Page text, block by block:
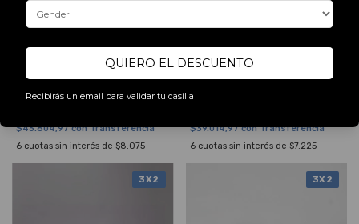
PACK PROLAYER X3
$43.604,97con Transferencia
6 cuotas sin interés de $8.075
$39.014,97con Transferencia
6 cuotas sin interés de $7.225
3X2 3X2
QUIERO EL DESCUENTO
Recibirás un email para validar tu casilla